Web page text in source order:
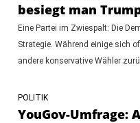
besiegt man
Eine Partei im Zwiespalt: Die
Strategie. Während einige sich
andere konservative Wähler
POLITIK
YouGov-Umfrage: